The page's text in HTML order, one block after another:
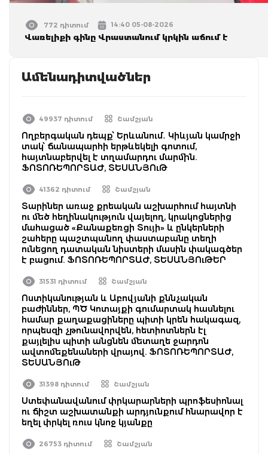
772 դիտում 14:40 05-08-2026
Վառելիքի գինը Վրաստանում կրկին աճում է
Ամենադիտվածներ
49937 դիտում Շամշյան
Ողբերգական դեպք՝ Երևանում․ Կիևյան կամրջի
տակ՝ ճանապարհի երթևեկելի գոտում,
հայտնաբերվել է տղամարդու մարմին.
ՖՈՏՈՌԵՊՈՐՏԱԺ, ՏԵՍԱՆՅՈւԹ
41362 դիտում Շամշյան
Տարիներ առաջ քրեական աշխարհում հայտնի
ու մեծ հեղինակություն վայելող, կրակոցներից
մահացած «Քանաքեռցի Տույի» և ընկերների
շահերը պաշտպանող փաստաբանը տեղի
ունեցող դատական նիստերի մասին փակագծեր
է բացում. ՖՈՏՈՌԵՊՈՐՏԱԺ, ՏԵՍԱՆՅՈւԹԵՐ
31531 դիտում Շամշյան
Ոստիկանության և Աբովյանի քննչական
բաժիններ, ՊԾ Կոտայքի գումարտակ հասնելու
համար քաղաքացիները պիտի կրեն հակագազ,
որպեսզի չթունավորվեն, հետիոտներն էլ
քայլելիս պիտի անցնեն մետաղե ջարդոն
ավտոմեքենաների վրայով. ՖՈՏՈՌԵՊՈՐՏԱԺ,
ՏԵՍԱՆՅՈւԹ
31398 դիտում Շամշյան
Ստեփանավանում փրկարարների պրոֆեսիոնալ
ու ճիշտ աշխատանքի արդյունքում հնարավոր է
եղել փրկել ռուս կնոջ կյանքը
26753 դիտում Շամշյան